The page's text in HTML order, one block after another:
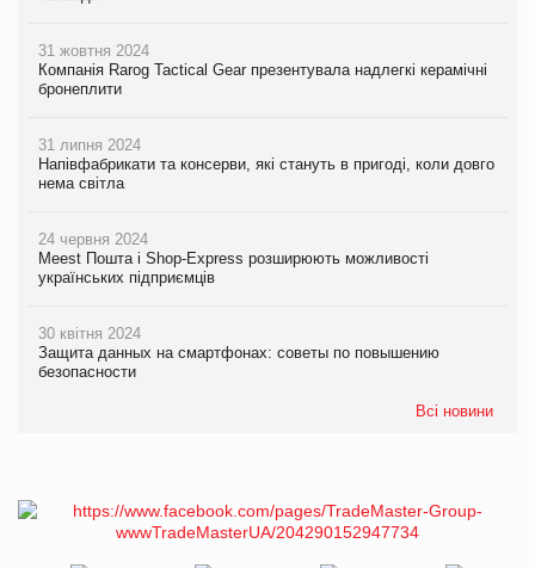
31 жовтня 2024
Компанія Rarog Tactical Gear презентувала надлегкі керамічні
бронеплити
31 липня 2024
Напівфабрикати та консерви, які стануть в пригоді, коли довго
нема світла
24 червня 2024
Meest Пошта і Shop-Express розширюють можливості
українських підприємців
30 квітня 2024
Защита данных на смартфонах: советы по повышению
безопасности
Всі новини